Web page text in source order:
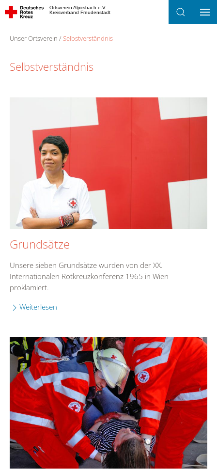
Ortsverein Alpirsbach e.V.
Kreisverband Freudenstadt
Unser Ortsverein Selbstverständnis
Selbstverständnis
Grundsätze
Unsere sieben Grundsätze wurden von der XX.
Internationalen Rotkreuzkonferenz 1965 in Wien
proklamiert.
Weiterlesen